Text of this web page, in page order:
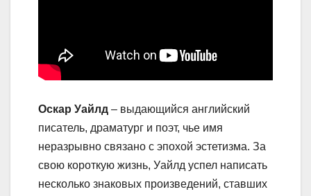
Оскар Уайлд – выдающийся английский
писатель, драматург и поэт, чье имя
неразрывно связано с эпохой эстетизма. За
свою короткую жизнь, Уайлд успел написать
несколько знаковых произведений, ставших